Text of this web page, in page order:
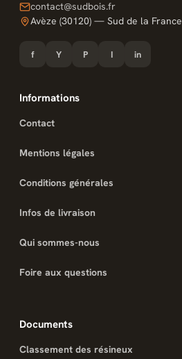
contact@sudbois.fr
Avèze (30120) — Sud de la France
f Y P I in
Informations
Contact
Mentions légales
Conditions générales
Infos de livraison
Qui sommes-nous
Foire aux questions
Documents
Classement des résineux